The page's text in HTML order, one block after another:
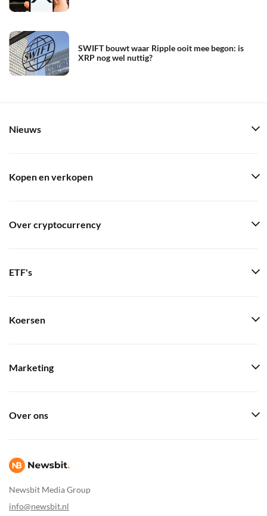
SWIFT bouwt waar Ripple ooit mee begon: is
XRP nog wel nuttig?
Newsbit Media Group
info@newsbit.nl
Nieuws
Kopen en verkopen
Over cryptocurrency
ETF's
Koersen
Marketing
Over ons